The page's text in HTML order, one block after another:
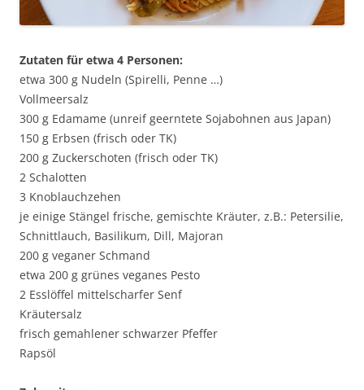
Zutaten für etwa 4 Personen:
etwa 300 g Nudeln (Spirelli, Penne …)
Vollmeersalz
300 g Edamame (unreif geerntete Sojabohnen aus Japan)
150 g Erbsen (frisch oder TK)
200 g Zuckerschoten (frisch oder TK)
2 Schalotten
3 Knoblauchzehen
je einige Stängel frische, gemischte Kräuter, z.B.: Petersilie,
Schnittlauch, Basilikum, Dill, Majoran
200 g veganer Schmand
etwa 200 g grünes veganes Pesto
2 Esslöffel mittelscharfer Senf
Kräutersalz
frisch gemahlener schwarzer Pfeffer
Rapsöl